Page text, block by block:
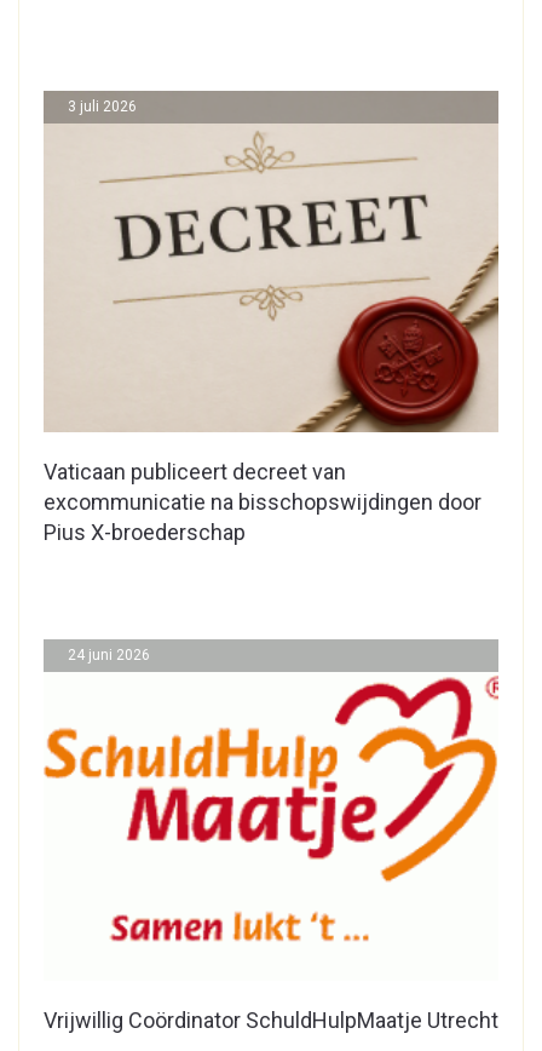
Vaticaan publiceert decreet van
excommunicatie na bisschopswijdingen door
Pius X-broederschap
3 juli 2026
Vrijwillig Coördinator SchuldHulpMaatje Utrecht
24 juni 2026